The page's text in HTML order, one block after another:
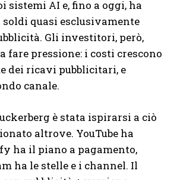
sistemi AI e, fino a oggi, ha
soldi quasi esclusivamente
Gli investitori, però,
fare pressione: i costi crescono
dei ricavi pubblicitari, e
canale.
è stata ispirarsi a ciò
altrove. YouTube ha
ha il piano a pagamento,
ha le stelle e i channel. Il